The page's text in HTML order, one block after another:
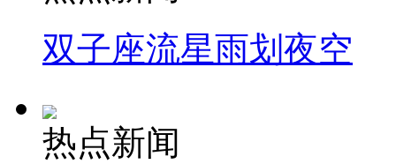
双子座流星雨划夜空
热点新闻